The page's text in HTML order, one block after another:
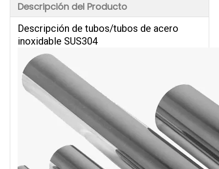
Descripción del Producto
Descripción de tubos/tubos de acero
inoxidable SUS304